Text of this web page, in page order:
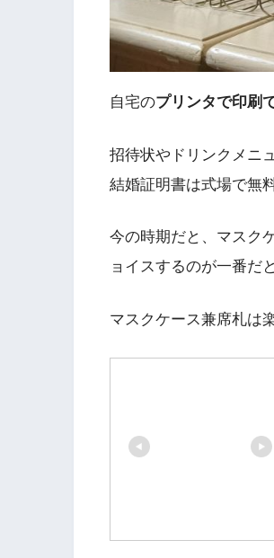
自宅のプリンタで印刷
招待状やドリンクメニ
結婚証明書は式場で無
今の時期だと、マスク
ョイスするのが一番だ
マスクケース兼席札は